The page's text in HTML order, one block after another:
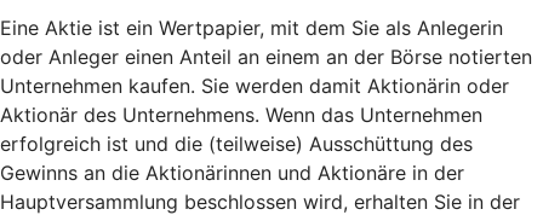
Eine Aktie ist ein Wertpapier, mit dem Sie als Anlegerin
oder Anleger einen Anteil an einem an der Börse notierten
Unternehmen kaufen. Sie werden damit Aktionärin oder
Aktionär des Unternehmens. Wenn das Unternehmen
erfolgreich ist und die (teilweise) Ausschüttung des
Gewinns an die Aktionärinnen und Aktionäre in der
Hauptversammlung beschlossen wird, erhalten Sie in der